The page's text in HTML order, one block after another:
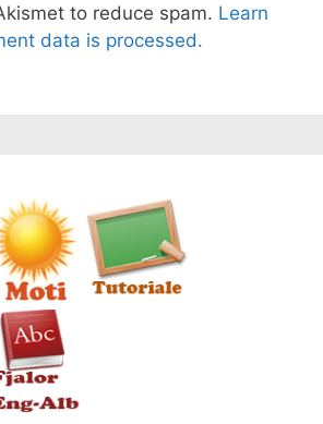
to reduce spam. Learn
data is processed.